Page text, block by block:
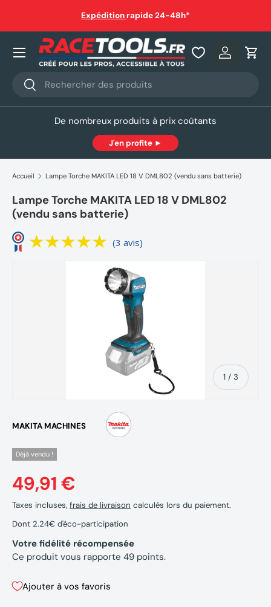
Aller au contenu
Expédition rapide 24-48h*
Recherche
Rechercher
Se
Nos produits
De nombreux produits à prix coûtants
J'en profite ►
Accueil Lampe Torche MAKITA LED 18 V DML802 (vendu sans batterie)
Lampe Torche MAKITA LED 18 V DML802
(vendu sans batterie)
(3 avis)
1 / de
3
MAKITA MACHINES
Déjà vendu !
49,91 €
Taxes incluses, frais de livraison calculés lors du paiement.
Dont 2.24€ d'éco-participation
Votre fidélité récompensée
Ce produit vous rapporte 49 points.
Ajouter à vos favoris